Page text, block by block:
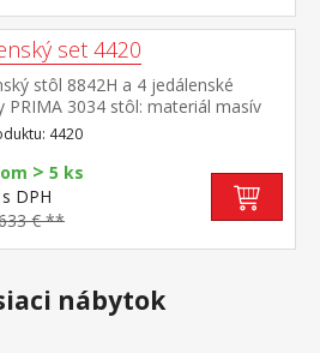
set 4420
stôl 8842H a 4 jedálenské
PRIMA 3034 stôl: materiál masív
lak stolička: nohy materiál
farebné prevedenie tmavohnedý
koža – imitácia, farebné
čierna, výška sedu 47
stola (š/h/v) 75 × 75 × 73 cm
4420
> 5 ks
s DPH
€ **
nábytok